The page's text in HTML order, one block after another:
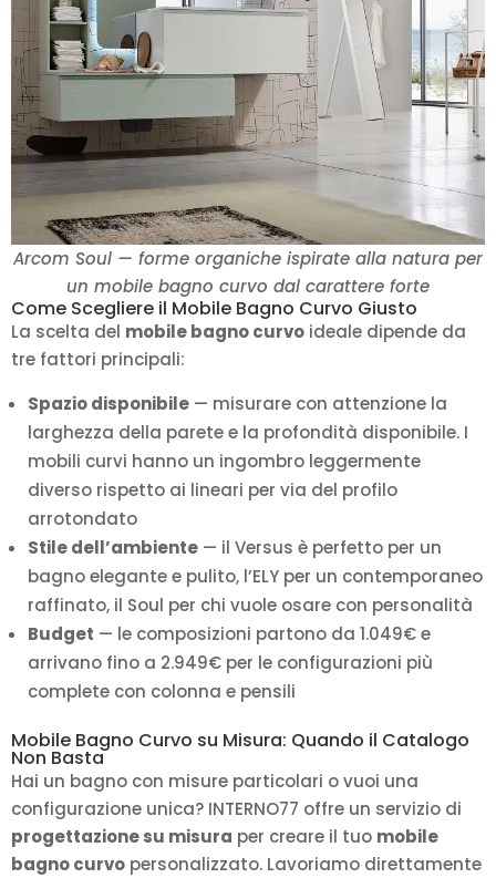
Arcom Soul — forme organiche ispirate alla natura per
un mobile bagno curvo dal carattere forte
Come Scegliere il Mobile Bagno Curvo Giusto
La scelta del mobile bagno curvo ideale dipende da
tre fattori principali:
Spazio disponibile — misurare con attenzione la
larghezza della parete e la profondità disponibile. I
mobili curvi hanno un ingombro leggermente
diverso rispetto ai lineari per via del profilo
arrotondato
Stile dell’ambiente — il Versus è perfetto per un
bagno elegante e pulito, l’ELY per un contemporaneo
raffinato, il Soul per chi vuole osare con personalità
Budget — le composizioni partono da 1.049€ e
arrivano fino a 2.949€ per le configurazioni più
complete con colonna e pensili
Mobile Bagno Curvo su Misura: Quando il Catalogo
Non Basta
Hai un bagno con misure particolari o vuoi una
configurazione unica? INTERNO77 offre un servizio di
progettazione su misura per creare il tuo mobile
bagno curvo personalizzato. Lavoriamo direttamente